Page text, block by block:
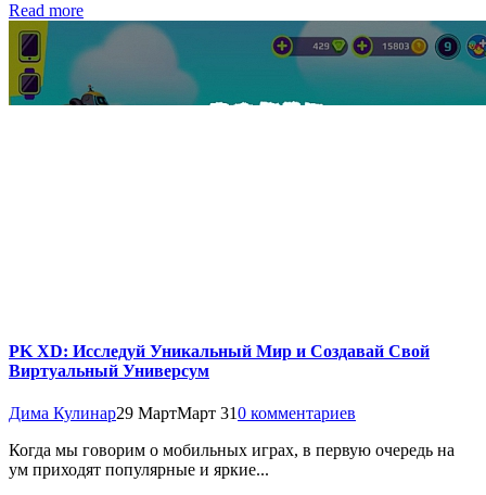
Read more
PK XD: Исследуй Уникальный Мир и Создавай Свой
Виртуальный Универсум
Дима Кулинар29 МартМарт 310 комментариев
Когда мы говорим о мобильных играх, в первую очередь на
ум приходят популярные и яркие...